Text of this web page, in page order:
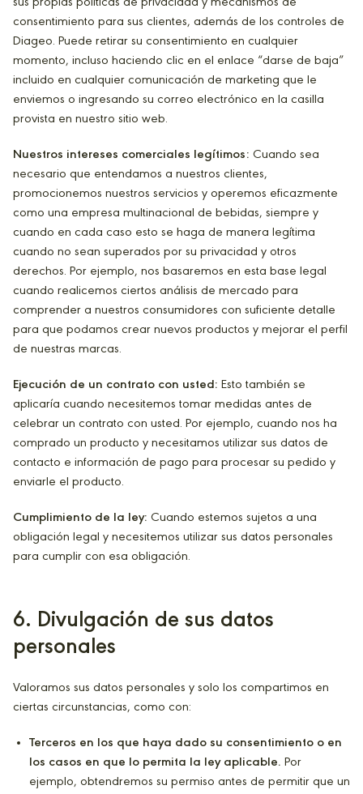
consentimiento para sus clientes, además de los controles de
Diageo. Puede retirar su consentimiento en cualquier
momento, incluso haciendo clic en el enlace “darse de baja”
incluido en cualquier comunicación de marketing que le
enviemos o ingresando su correo electrónico en la casilla
provista en nuestro sitio web.
Nuestros intereses comerciales legítimos: Cuando sea
necesario que entendamos a nuestros clientes,
promocionemos nuestros servicios y operemos eficazmente
como una empresa multinacional de bebidas, siempre y
cuando en cada caso esto se haga de manera legítima
cuando no sean superados por su privacidad y otros
derechos. Por ejemplo, nos basaremos en esta base legal
cuando realicemos ciertos análisis de mercado para
comprender a nuestros consumidores con suficiente detalle
para que podamos crear nuevos productos y mejorar el perfil
de nuestras marcas.
Ejecución de un contrato con usted: Esto también se
aplicaría cuando necesitemos tomar medidas antes de
celebrar un contrato con usted. Por ejemplo, cuando nos ha
comprado un producto y necesitamos utilizar sus datos de
contacto e información de pago para procesar su pedido y
enviarle el producto.
Cumplimiento de la ley: Cuando estemos sujetos a una
obligación legal y necesitemos utilizar sus datos personales
para cumplir con esa obligación.
6. Divulgación de sus datos
personales
Valoramos sus datos personales y solo los compartimos en
ciertas circunstancias, como con:
Terceros en los que haya dado su consentimiento o en
los casos en que lo permita la ley aplicable. Por
ejemplo, obtendremos su permiso antes de permitir que un